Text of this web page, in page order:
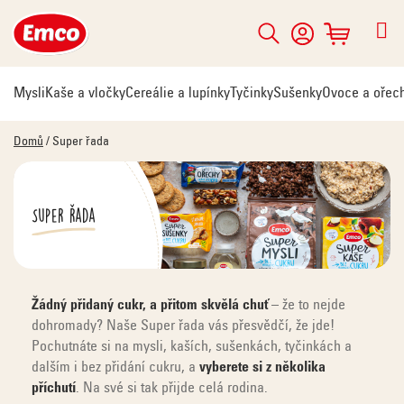
na
obsah
Hledat
NÁKUPNÍ
KOŠÍK
MysliKaše a vločkyCereálie a lupínky TyčinkySušenkyOvoce a
Domů / Super řada
Super řada
Žádný přidaný cukr, a přitom skvělá chuť– že to nejde
dohromady? Naše Super řada vás přesvědčí, že jde!
Pochutnáte si na mysli, kaších, sušenkách, tyčinkách a
dalším i bez přidání cukru, a vyberete si z několika
příchutí. Na své si tak přijde celá rodina.